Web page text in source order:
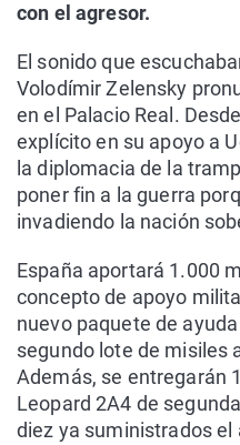
con el agresor.
El sonido que
Volodímir Zelensky
en el Palacio Real.
explícito en su apoyo a
la diplomacia de la
poner fin a la guerra
invadiendo la nación
España aportará 1.000
concepto de apoyo
nuevo paquete de
segundo lote de misiles
Además, se entregarán
Leopard 2A4 de
diez ya suministrados el